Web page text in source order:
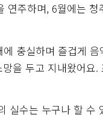
연주하며, 6월에는
충실하며 즐겁게
을 두고 지내왔어
실수는 누구나 할